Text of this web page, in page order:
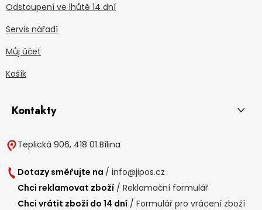
Odstoupení ve lhůtě 14 dní
Servis nářadí
Můj účet
Košík
Kontakty
Teplická 906, 418 01 Bílina
Dotazy směřujte na / info@jipos.cz
Chci reklamovat zboží / Reklamační formulář
Chci vrátit zboží do 14 dní / Formulář pro vrácení zboží